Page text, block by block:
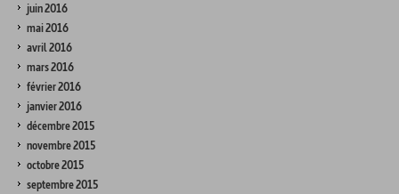
juin 2016
mai 2016
avril 2016
mars 2016
février 2016
janvier 2016
décembre 2015
novembre 2015
octobre 2015
septembre 2015